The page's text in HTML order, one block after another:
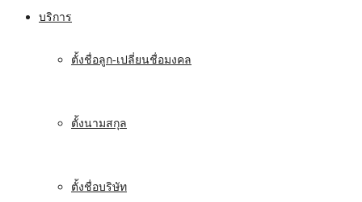
บริการ
ตั้งชื่อลูก-เปลี่ยนชื่อมงคล
ตั้งนามสกุล
ตั้งชื่อบริษัท